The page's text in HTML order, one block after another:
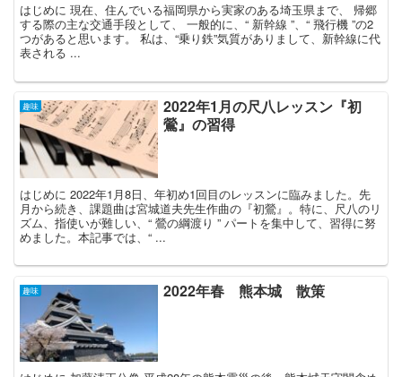
はじめに 現在、住んでいる福岡県から実家のある埼玉県まで、 帰郷
する際の主な交通手段として、 一般的に、“ 新幹線 ”、“ 飛行機 ”の2
つがあると思います。 私は、“乗り鉄”気質がありまして、新幹線に代
表される ...
趣味
2022年1月の尺八レッスン『初
鶯』の習得
はじめに 2022年1月8日、年初め1回目のレッスンに臨みました。先
月から続き、課題曲は宮城道夫先生作曲の『初鶯』。特に、尺八のリ
ズム、指使いが難しい、“ 鶯の綱渡り ” パートを集中して、習得に努
めました。本記事では、“ ...
趣味 2022年春 熊本城 散策